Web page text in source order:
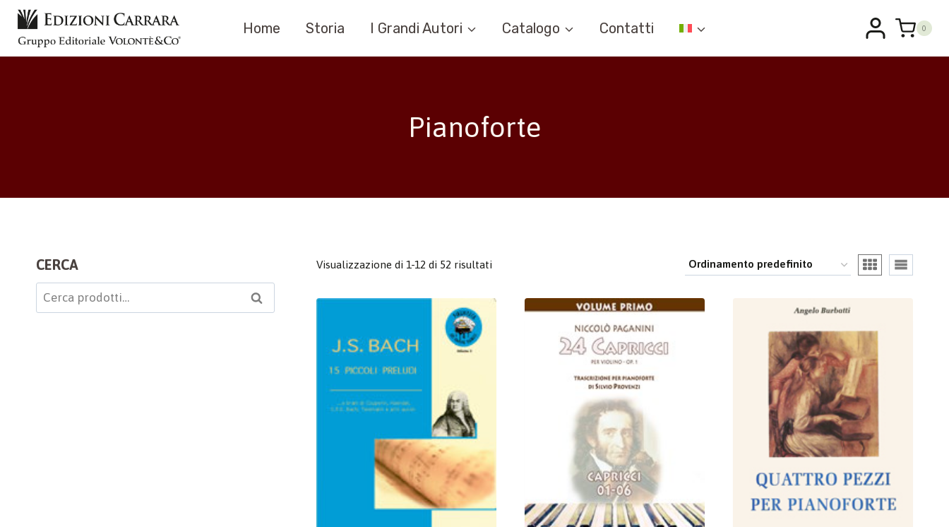
Salta
contenuto
Home Storia I Grandi Autori Catalogo Contatti 0
Pianoforte
Visualizzazione di 1-12 di 52 risultati
CERCA
Cerca: Cerca